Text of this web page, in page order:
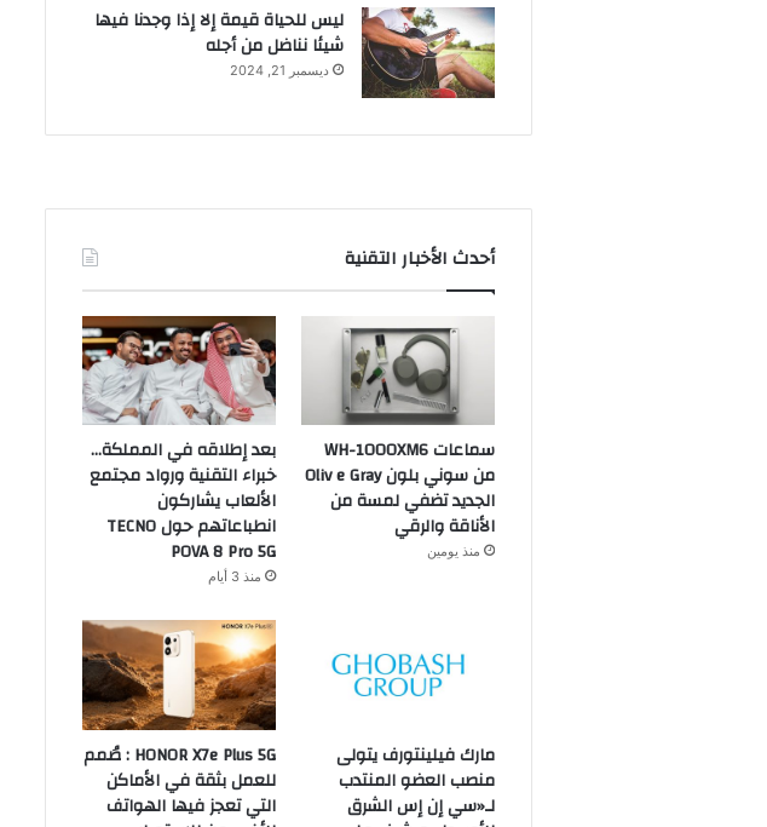
ليس للحياة قيمة إلا إذا وجدنا فيها
شيئا نناضل من أجله
ديسمبر 21, 2024
أحدث الأخبار التقنية
سماعات WH-1000XM6
من سوني بلون Oliv e Gray
الجديد تضفي لمسة من
الأناقة والرقي
منذ يومين
بعد إطلاقه في المملكة…
خبراء التقنية ورواد مجتمع
الألعاب يشاركون
انطباعاتهم حول TECNO
POVA 8 Pro 5G
منذ 3 أيام
مارك فيلينتورف يتولى
منصب العضو المنتدب
لـ«سي إن إس الشرق
HONOR X7e Plus 5G : صُمم
للعمل بثقة في الأماكن
التي تعجز فيها الهواتف